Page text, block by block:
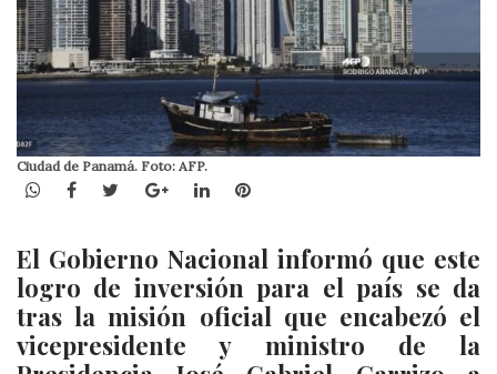
Ciudad de Panamá. Foto: AFP.
WhatsApp
Facebook
TwitterGoogle+LinkedInPinterest
El Gobierno Nacional informó que este
logro de inversión para el país se da
tras la misión oficial que encabezó el
vicepresidente y ministro de la